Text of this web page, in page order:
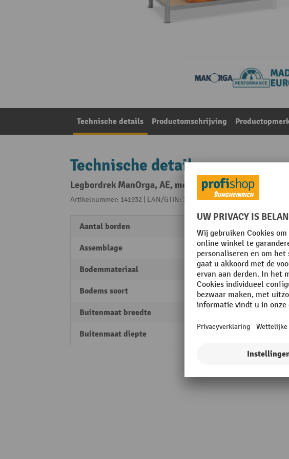
Technische details Productomschrijving
Technische details
Legbordrek ManOrga, AE, met spaanplaten, vaklast
Artikelnummer: 141932 | EAN/GTIN: 3612971045019Uit de categorie:
Aantal borden
Assemblage Inhangmontage
Bodemmateriaal Spaanplaat
Bodems soort Legbord
Buitenmaat breedte
Buitenmaat diepte 300 mm